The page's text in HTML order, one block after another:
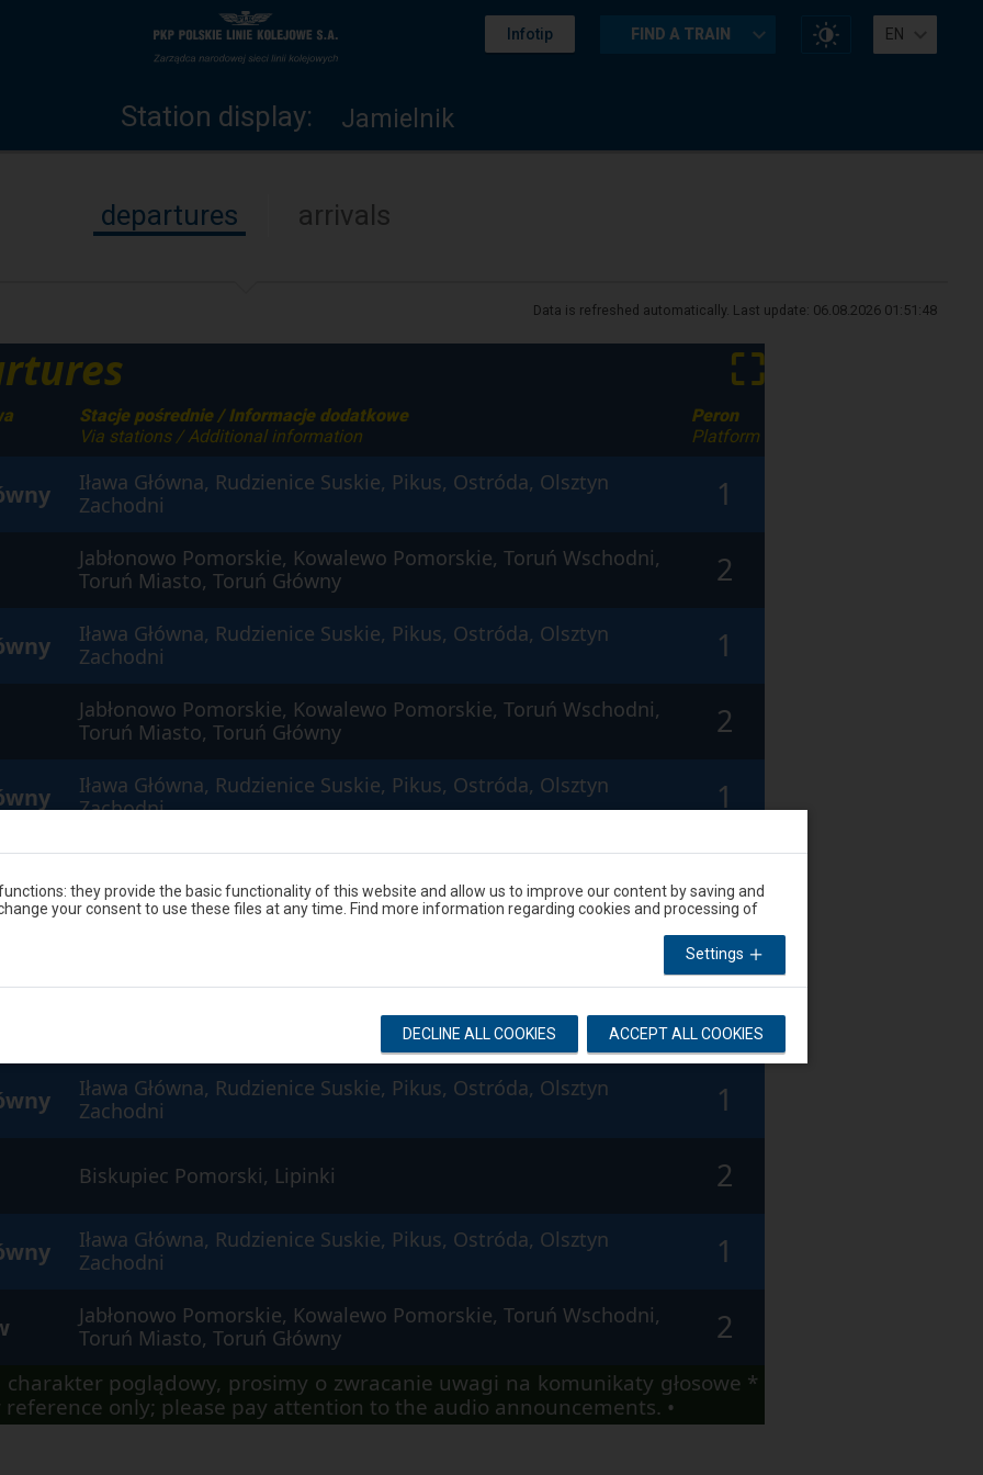
Infotip FIND A TRAIN
Change
website
EN
Station
display
Home
page
Station display: Jamielnik
departures arrivals
Data is refreshed automatically. Last update: 06.08.2026 01:51:48
⛶
Stacje pośrednie / Informacje dodatkowe
Via stations / Additional information
Peron
Platform
Iława Główna, Rudzienice Suskie, Pikus, Ostróda, Olsztyn
Zachodni
1
Jabłonowo Pomorskie, Kowalewo Pomorskie, Toruń Wschodni,
Toruń Miasto, Toruń Główny
2
Iława Główna, Rudzienice Suskie, Pikus, Ostróda, Olsztyn
Zachodni
1
Jabłonowo Pomorskie, Kowalewo Pomorskie, Toruń Wschodni,
Toruń Miasto, Toruń Główny
2
Iława Główna, Rudzienice Suskie, Pikus, Ostróda, Olsztyn
Zachodni
1
1
Jabłonowo Pomorskie, Wąbrzeźno, Kowalewo Pomorskie, Toruń
2
Iława Główna, Rudzienice Suskie, Pikus, Ostróda, Olsztyn
Zachodni
1
Biskupiec Pomorski, Lipinki
2
Iława Główna, Rudzienice Suskie, Pikus, Ostróda, Olsztyn
Zachodni
1
Jabłonowo Pomorskie, Kowalewo Pomorskie, Toruń Wschodni,
Toruń Miasto, Toruń Główny
2
charakter poglądowy, prosimy o zwracanie uwagi na komunikaty głosowe *
only; please pay attention to the audio announcements. •
they provide the basic functionality of this website and allow us to improve our content by saving and
your consent to use these files at any time. Find more information regarding cookies and processing of
Settings
DECLINE ALL COOKIES ACCEPT ALL COOKIES